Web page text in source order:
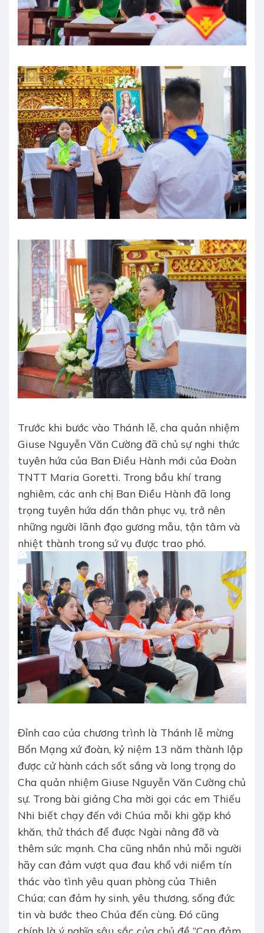
Trước khi bước vào Thánh lễ, cha quản nhiệm
Giuse Nguyễn Văn Cường đã chủ sự nghi thức
tuyên hứa của Ban Điều Hành mới của Đoàn
TNTT Maria Goretti. Trong bầu khí trang
nghiêm, các anh chị Ban Điều Hành đã long
trọng tuyên hứa dấn thân phục vụ, trở nên
những người lãnh đạo gương mẫu, tận tâm và
nhiệt thành trong sứ vụ được trao phó.
Đỉnh cao của chương trình là Thánh lễ mừng
Bổn Mạng xứ đoàn, kỷ niệm 13 năm thành lập
được cử hành cách sốt sắng và long trọng do
Cha quản nhiệm Giuse Nguyễn Văn Cường chủ
sự. Trong bài giảng Cha mời gọi các em Thiếu
Nhi biết chạy đến với Chúa mỗi khi gặp khó
khăn, thử thách để được Ngài nâng đỡ và
thêm sức mạnh. Cha cũng nhắn nhủ mỗi người
hãy can đảm vượt qua đau khổ với niềm tín
thác vào tình yêu quan phòng của Thiên
Chúa; can đảm hy sinh, yêu thương, sống đức
tin và bước theo Chúa đến cùng. Đó cũng